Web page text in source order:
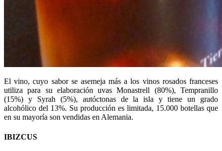
El vino, cuyo sabor se asemeja más a los vinos rosados franceses
utiliza para su elaboración uvas Monastrell (80%), Tempranillo
(15%) y Syrah (5%), autóctonas de la isla y tiene un grado
alcohólico del 13%. Su producción es limitada, 15.000 botellas que
en su mayoría son vendidas en Alemania.
IBIZCUS